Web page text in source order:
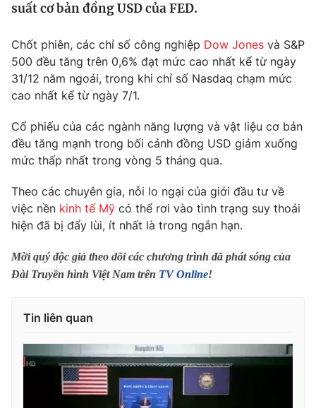
Tin tức
Thế giới đó đây
Câu chuyện quốc tế
Tài chính
Thị trường
Dữ liệu và đời sống
Phim VTV
Hậu trường
Nhân vật
Khán giả
Giải sao mai
Giải trí
Âm nhạc
Sao
Đời sống
Du lịch
Chất lượng cuộc sống
Giáo dục
Tuyển sinh
Công nghệ
Thị trường
Giao lưu trực tuyến
Lịch phát sóng
suất cơ bản đồng USD của FED.
Chốt phiên, các chỉ số công nghiệp Dow Jones và S&P
500 đều tăng trên 0,6% đạt mức cao nhất kể từ ngày
31/12 năm ngoái, trong khi chỉ số Nasdaq chạm mức
cao nhất kể từ ngày 7/1.
Cổ phiếu của các ngành năng lượng và vật liệu cơ bản
đều tăng mạnh trong bối cảnh đồng USD giảm xuống
mức thấp nhất trong vòng 5 tháng qua.
Theo các chuyên gia, nỗi lo ngại của giới đầu tư về
việc nền kinh tế Mỹ có thể rơi vào tình trạng suy thoái
hiện đã bị đẩy lùi, ít nhất là trong ngắn hạn.
Mời quý độc giả theo dõi các chương trình đã phát sóng của
Đài Truyền hình Việt Nam trên TV Online!
Tin liên quan